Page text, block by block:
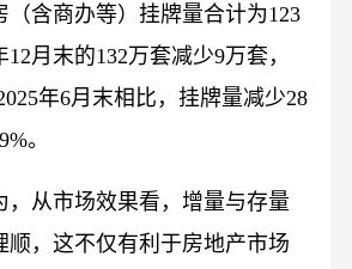
（含商办等）挂牌量合计为123
月末的132万套减少9万套，
年6月末相比，挂牌量减少28
。
，从市场效果看，增量与存量
顺，这不仅有利于房地产市场